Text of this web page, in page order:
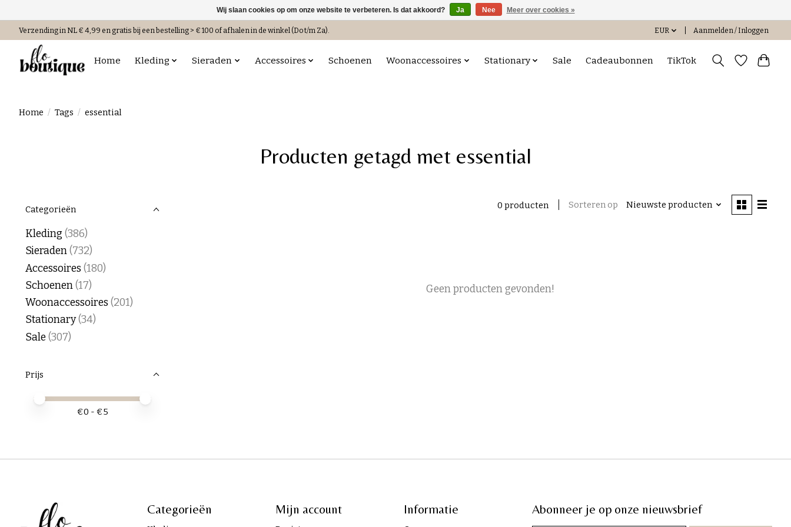
Verzending in NL € 4,99 en gratis bij een bestelling > € 100 of afhalen in de winkel (Do t/m Za). EUR Aanmelden / Inloggen
Home Kleding Sieraden Accessoires Schoenen Woonaccessoires Stationary Sale Cadeaubonnen TikTok
Home / Tags / essential
Producten getagd met essential
Categorieën
Kleding(386)
Sieraden(732)
Accessoires (180)
Schoenen(17)
Woonaccessoires (201)
Stationary(34)
Sale(307)
Prijs
Minimale prijswaarde
Price maximum value
€0 - €5
0 producten Sorteren op Nieuwste producten
Geen producten gevonden!
Categorieën Mijn account Informatie Abonneer je op onze nieuwsbrief
Wij slaan cookies op om onze website te verbeteren. Is dat akkoord? Ja Nee Meer over cookies »